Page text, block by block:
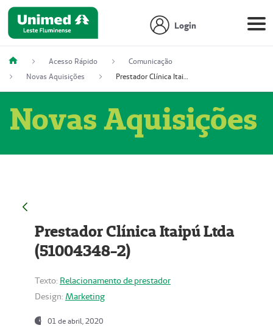
Login
Acesso Rápido
Comunicação
Novas Aquisições
Prestador Clínica Itaipú Ltda (51004348-2)
Novas Aquisições
Prestador Clínica Itaipú Ltda
(51004348-2)
Texto: Relacionamento de prestador
Design: Marketing
01 de abril, 2020